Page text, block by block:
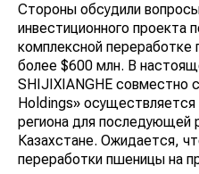
Стороны обсудили
инвестиционного проекта
комплексной
более $600 млн. В
SHIJIXIANGHE совместно
Holdings»
региона для последующей
Казахстане. Ожидается,
переработки пшеницы на